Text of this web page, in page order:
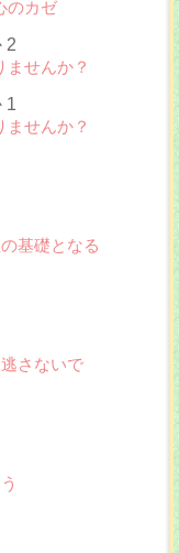
のカゼ
2
せんか？
1
せんか？
基礎となる
さないで